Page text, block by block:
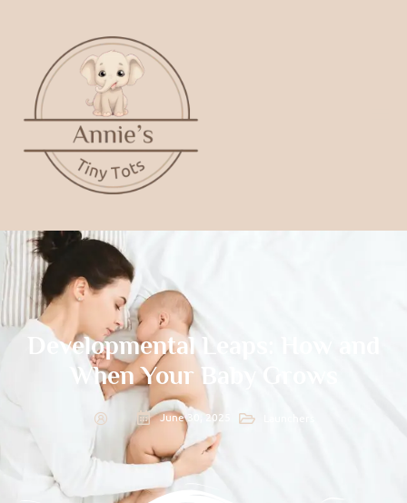
Developmental Leaps: How and
When Your Baby Grows
June 30, 2025